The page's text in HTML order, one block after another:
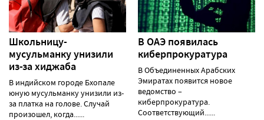
Школьницу-
мусульманку унизили
из-за хиджаба
В индийском городе Бхопале
юную мусульманку унизили из-
за платка на голове. Случай
произошел, когда......
В ОАЭ появилась
киберпрокуратура
В Объединенных Арабских
Эмиратах появится новое
ведомство –
киберпрокуратура.
Соответствующий......